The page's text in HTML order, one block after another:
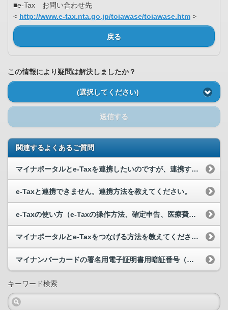
■e-Tax お問い合わせ先
< http://www.e-tax.nta.go.jp/toiawase/toiawase.htm >
戻る
この情報により疑問は解決しましたか？
(選択してください)
送信する
関連するよくあるご質問
マイナポータルとe-Taxを連携したいのですが、連携することができません。
e-Taxと連携できません。連携方法を教えてください。
e-Taxの使い方（e-Taxの操作方法、確定申告、医療費控除の手続き等）について教えてください。
マイナポータルとe-Taxをつなげる方法を教えてください。
マイナンバーカードの署名用電子証明書用暗証番号（英数字6～16文字）を忘れてしまいました。どう...
キーワード検索